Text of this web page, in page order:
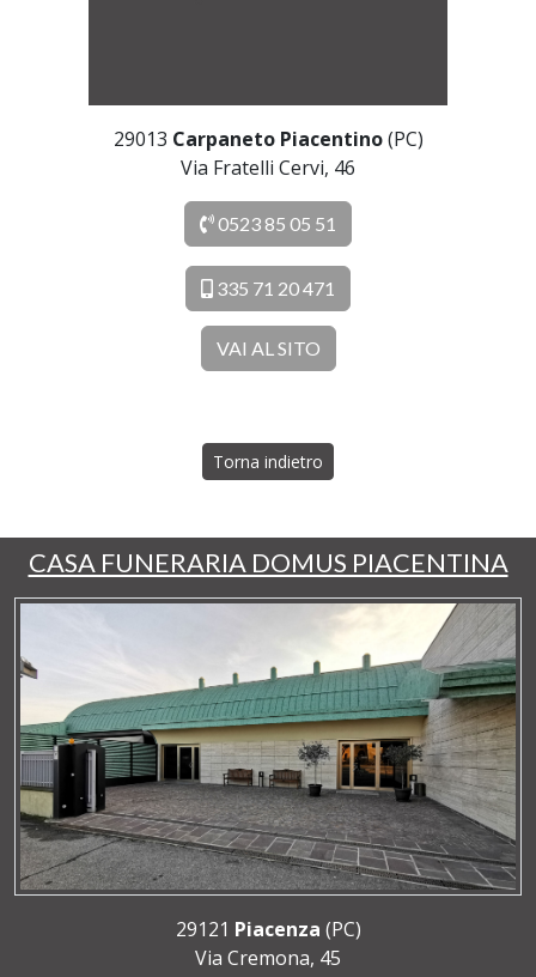
29013 Carpaneto Piacentino(PC)
Via Fratelli Cervi, 46
0523 85 05 51
335 71 20 471
VAI AL SITO
Torna indietro
CASA FUNERARIA DOMUS PIACENTINA
29121 Piacenza (PC)
Via Cremona, 45